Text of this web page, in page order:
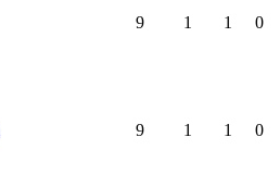
9 1 1 0
9 1 1 0